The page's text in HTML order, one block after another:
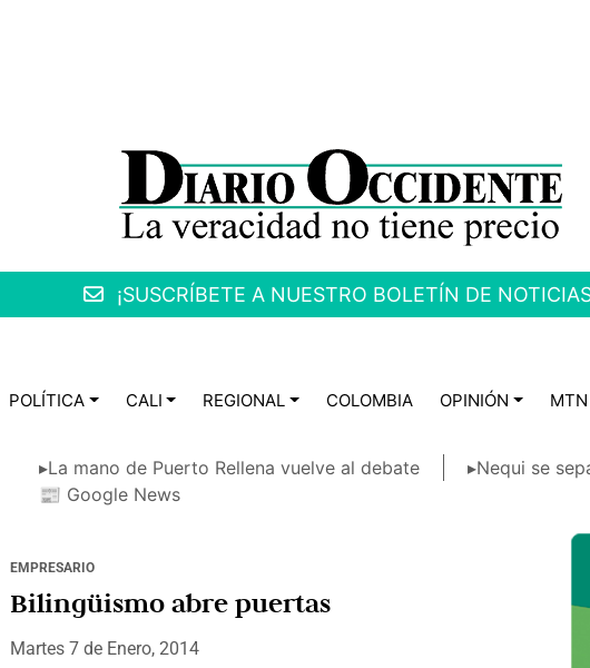
¡SUSCRÍBETE A NUESTRO BOLETÍN DE
POLÍTICA CALI REGIONAL COLOMBIA OPINIÓN MTN
▸La mano de Puerto Rellena vuelve al debate
▸Nequi se
📰 Google News
EMPRESARIO
Bilingüismo abre puertas
Martes 7de Enero, 2014